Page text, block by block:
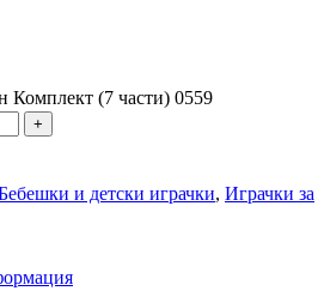
Комплект (7 части) 0559
и детски играчки, Играчки за